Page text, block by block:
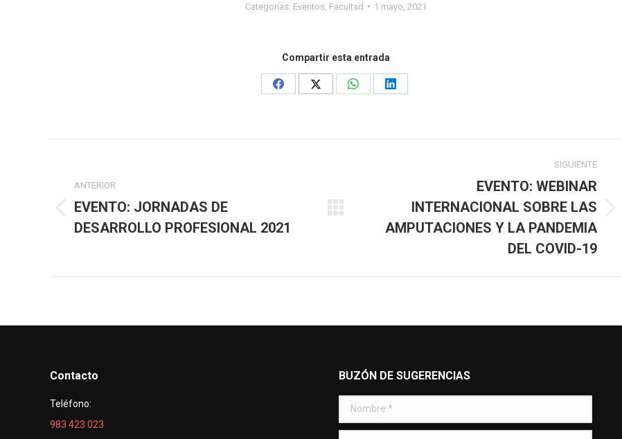
Categorías: Eventos, Facultad 1 mayo, 2021
Compartir esta entrada
Share
Share
Share
Share
entre
publicaciones
ANTERIOR
Publicación
anterior:
EVENTO: JORNADAS DE
DESARROLLO PROFESIONAL 2021
SIGUIENTE
Publicación
siguiente:
EVENTO: WEBINAR
INTERNACIONAL SOBRE LAS
AMPUTACIONES Y LA PANDEMIA
DEL COVID-19
Contacto
Teléfono:
983 423 023
BUZÓN DE SUGERENCIAS
Nombre *